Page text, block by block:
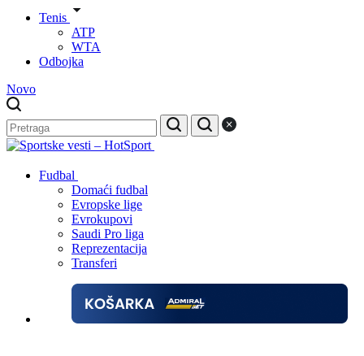
Tenis
ATP
WTA
Odbojka
Novo
Fudbal
Domaći fudbal
Evropske lige
Evrokupovi
Saudi Pro liga
Reprezentacija
Transferi